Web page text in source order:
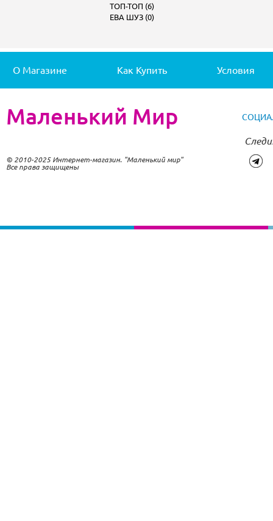
ТОП-ТОП (6)
ЕВА ШУЗ (0)
О Магазине Как Купить Условия
Маленький Мир
© 2010-2025 Интернет-магазин. "Маленький мир"
Все права защищены